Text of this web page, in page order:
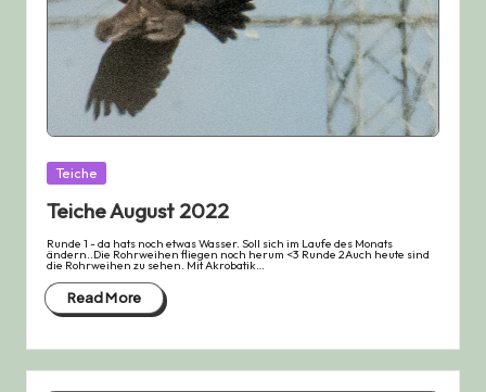
Posted
in Teiche
Teiche August 2022
Runde 1 - da hats noch etwas Wasser. Soll sich im Laufe des Monats
ändern..Die Rohrweihen fliegen noch herum <3 Runde 2Auch heute sind
die Rohrweihen zu sehen. Mit Akrobatik…
Read More